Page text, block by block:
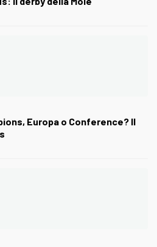
Europa o Conference? Il